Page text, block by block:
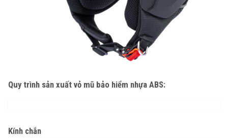
Quy trình sản xuất vỏ mũ bảo hiểm nhựa ABS:
Kính chắn